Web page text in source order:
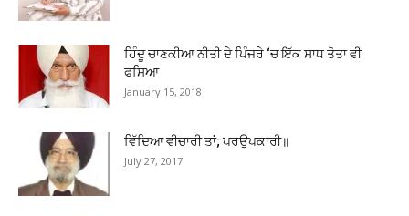
ਹਿੰਦੂ ਚਾਣਕੀਆ ਨੀਤੀ ਦੇ ਪਿੰਜਰੇ ‘ਚ ਇੱਕ ਸਾਧ ਤੋਤਾ ਵੀ
ਫਸਿਆ
January 15, 2018
ਵਿੱਦਿਆ ਵੀਚਾਰੀ ਤਾਂ; ਪਰਉਪਕਾਰੀ॥
July 27, 2017